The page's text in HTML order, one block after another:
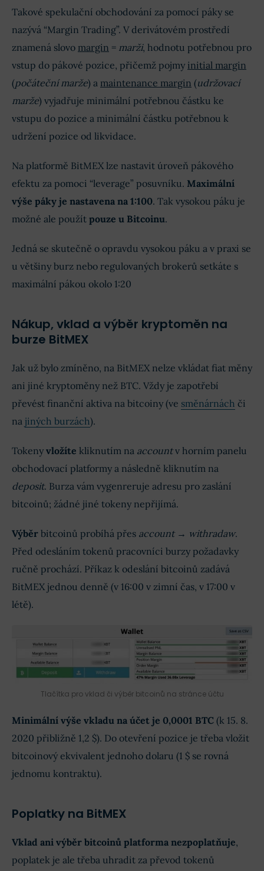
Takové spekulační obchodování za pomocí páky se
nazývá “Margin Trading”. V derivátovém prostředí
znamená slovo margin = marži, hodnotu potřebnou pro
vstup do pákové pozice, přičemž pojmy initial margin
(počáteční marže) a maintenance margin (udržovací
marže) vyjadřuje minimální potřebnou částku ke
vstupu do pozice a minimální částku potřebnou k
udržení pozice od likvidace.
Na platformě BitMEX lze nastavit úroveň pákového
efektu za pomoci “leverage” posuvníku. Maximální
výše páky je nastavena na 1:100. Tak vysokou páku je
možné ale použít pouze u Bitcoinu.
Jedná se skutečně o opravdu vysokou páku a v praxi se
u většiny burz nebo regulovaných brokerů setkáte s
maximální pákou okolo 1:20
Nákup, vklad a výběr kryptoměn na
burze BitMEX
Jak už bylo zmíněno, na BitMEX nelze vkládat fiat měny
ani jiné kryptoměny než BTC. Vždy je zapotřebí
převést finanční aktiva na bitcoiny (ve směnárnách či
na jiných burzách).
Tokeny vložíte kliknutím na accountv horním panelu
obchodovací platformy a následně kliknutím na
deposit. Burza vám vygenreruje adresu pro zaslání
bitcoinů; žádné jiné tokeny nepřijímá.
Výběr bitcoinů probíhá přes account → withradaw.
Před odesláním tokenů pracovníci burzy požadavky
ručně prochází. Příkaz k odeslání bitcoinů zadává
BitMEX jednou denně (v 16:00 v zimní čas, v 17:00 v
létě).
Tlačítka pro vklad či výběr bitcoinů na stránce účtu
Minimální výše vkladu na účet je 0,0001 BTC (k 15. 8.
2020 přibližně 1,2 $). Do otevření pozice je třeba vložit
bitcoinový ekvivalent jednoho dolaru (1 $ se rovná
jednomu kontraktu).
Poplatky na BitMEX
Vklad ani výběr bitcoinů platforma nezpoplatňuje,
poplatek je ale třeba uhradit za převod tokenů